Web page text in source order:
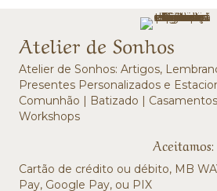
Atelier de Sonhos
Atelier de Sonhos: Artigos,
Presentes Personalizados e
Comunhão | Batizado |
Workshops
Aceitamos:
Cartão de crédito ou débito, MB
Pay, Google Pay, ou PIX